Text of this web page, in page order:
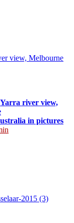
Yarra river view,
in pictures